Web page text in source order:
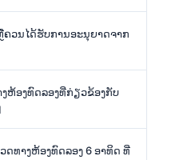
ວນໄດ້ຮັບການອະນຸຍາດຈາກ
ຫ້ອງທົດລອງທີ່ກ່ຽວຂ້ອງກັບ
ດທາງຫ້ອງທົດລອງ 6 ອາທິດ ທີ່